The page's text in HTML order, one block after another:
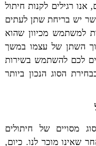
רגילים לקנות חיתול
יש בריחת שתן לעתים
למשתמש מכיוון שהוא
השתן של עצמו במשך
לכם להשתמש בשירות
הסוג הנכון ביותר
מסויים של חיתולים
שאינו מוכר לנו. כיום,